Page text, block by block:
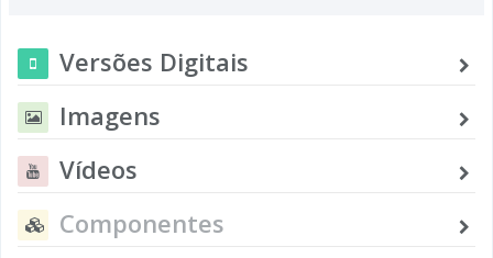
Versões Digitais
Imagens
Vídeos
Componentes